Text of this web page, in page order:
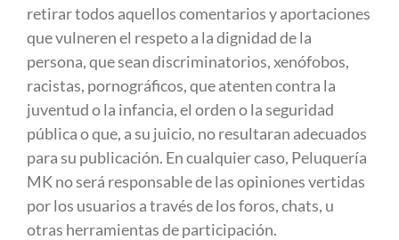
retirar todos aquellos comentarios y aportaciones
que vulneren el respeto a la dignidad de la
persona, que sean discriminatorios, xenófobos,
racistas, pornográficos, que atenten contra la
juventud o la infancia, el orden o la seguridad
pública o que, a su juicio, no resultaran adecuados
para su publicación. En cualquier caso, Peluquería
MK no será responsable de las opiniones vertidas
por los usuarios a través de los foros, chats, u
otras herramientas de participación.